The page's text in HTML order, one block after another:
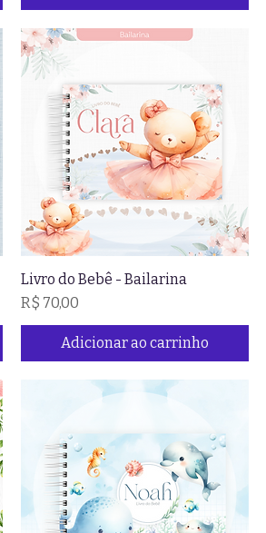
Livro do Bebê - Bailarina
Preço
R$ 70,00
Adicionar ao carrinho